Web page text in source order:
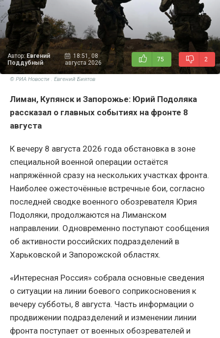
Автор:Евгений
Поддубный
18:51, 08
августа 2026
75 2
© РИА Новости . Евгений Биятов
Лиман, Купянск и Запорожье: Юрий Подоляка
рассказал о главных событиях на фронте 8
августа
К вечеру 8 августа 2026 года обстановка в зоне
специальной военной операции остаётся
напряжённой сразу на нескольких участках фронта.
Наиболее ожесточённые встречные бои, согласно
последней сводке военного обозревателя Юрия
Подоляки, продолжаются на Лиманском
направлении. Одновременно поступают сообщения
об активности российских подразделений в
Харьковской и Запорожской областях.
«Интересная Россия» собрала основные сведения
о ситуации на линии боевого соприкосновения к
вечеру субботы, 8 августа. Часть информации о
продвижении подразделений и изменении линии
фронта поступает от военных обозревателей и